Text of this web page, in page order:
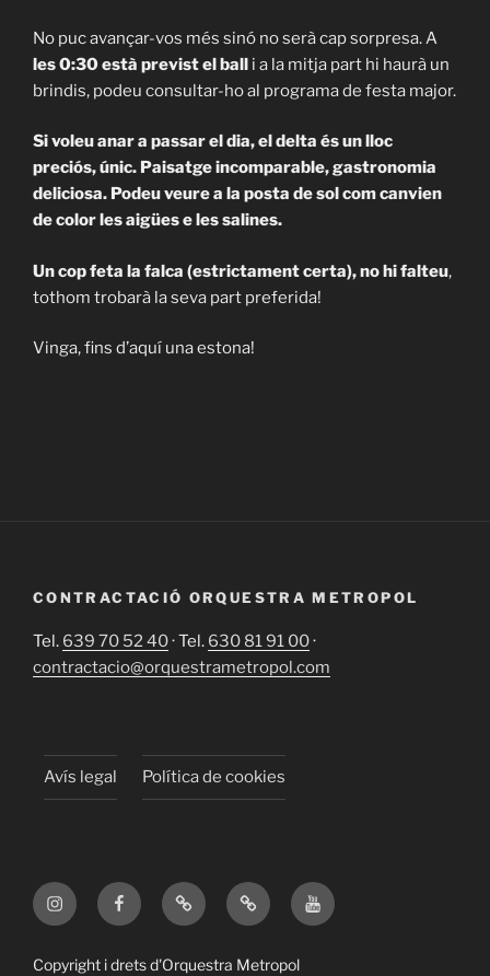
No puc avançar-vos més sinó no serà cap sorpresa. A
les 0:30 està previst el ball i a la mitja part hi haurà un
brindis, podeu consultar-ho al programa de festa major.
Si voleu anar a passar el dia, el delta és un lloc
preciós, únic. Paisatge incomparable, gastronomia
deliciosa. Podeu veure a la posta de sol com canvien
de color les aigües e les salines.
Un cop feta la falca (estrictament certa), no hi falteu,
tothom trobarà la seva part preferida!
Vinga, fins d’aquí una estona!
CONTRACTACIÓ ORQUESTRA METROPOL
Tel. 639 70 52 40· Tel. 630 81 91 00·
contractacio@orquestrametropol.com
Avís legal Política de cookies
InstagramFacebook
X TikTok YouTube
Copyright i drets d'Orquestra Metropol